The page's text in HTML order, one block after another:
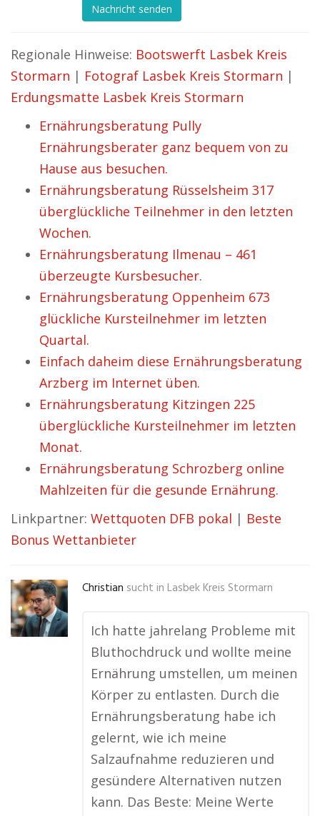
Nachricht senden
Regionale Hinweise: Bootswerft Lasbek Kreis
Stormarn | Fotograf Lasbek Kreis Stormarn |
Erdungsmatte Lasbek Kreis Stormarn
Ernährungsberatung Pully
Ernährungsberater ganz bequem von zu
Hause aus besuchen.
Ernährungsberatung Rüsselsheim 317
überglückliche Teilnehmer in den letzten
Wochen.
Ernährungsberatung Ilmenau – 461
überzeugte Kursbesucher.
Ernährungsberatung Oppenheim 673
glückliche Kursteilnehmer im letzten
Quartal.
Einfach daheim diese Ernährungsberatung
Arzberg im Internet üben.
Ernährungsberatung Kitzingen 225
überglückliche Kursteilnehmer im letzten
Monat.
Ernährungsberatung Schrozberg online
Mahlzeiten für die gesunde Ernährung.
Linkpartner: Wettquoten DFB pokal | Beste
Bonus Wettanbieter
Christian sucht in Lasbek Kreis Stormarn
Ich hatte jahrelang Probleme mit
Bluthochdruck und wollte meine
Ernährung umstellen, um meinen
Körper zu entlasten. Durch die
Ernährungsberatung habe ich
gelernt, wie ich meine
Salzaufnahme reduzieren und
gesündere Alternativen nutzen
kann. Das Beste: Meine Werte